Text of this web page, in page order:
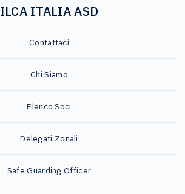
ILCA ITALIA ASD
Contattaci
Chi Siamo
Elenco Soci
Delegati Zonali
Safe Guarding Officer